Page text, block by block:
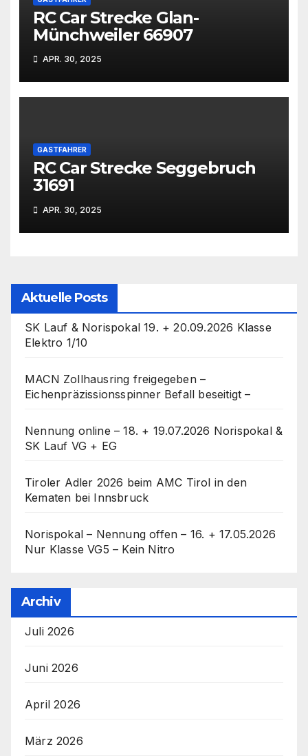
RC Car Strecke Glan-
Münchweiler 66907
APR. 30, 2025
GASTFAHRER
RC Car Strecke Seggebruch
31691
APR. 30, 2025
Aktuelle Posts
SK Lauf & Norispokal 19. + 20.09.2026 Klasse
Elektro 1/10
MACN Zollhausring freigegeben –
Eichenpräzissionsspinner Befall beseitigt –
Nennung online – 18. + 19.07.2026 Norispokal &
SK Lauf VG + EG
Tiroler Adler 2026 beim AMC Tirol in den
Kematen bei Innsbruck
Norispokal – Nennung offen – 16. + 17.05.2026
Nur Klasse VG5 – Kein Nitro
Archiv
Juli 2026
Juni 2026
April 2026
März 2026